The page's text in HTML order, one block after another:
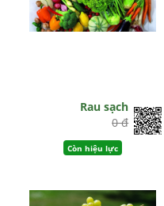
Rau sạch
0 đ
Còn hiệu lực